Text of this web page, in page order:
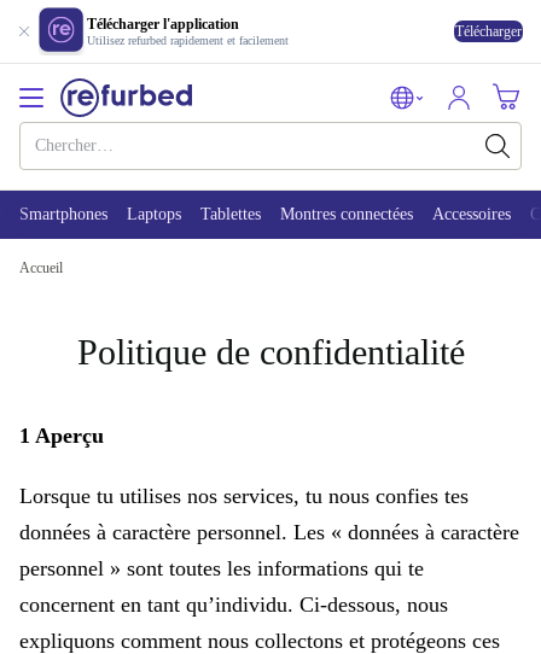
Télécharger l'application
Utilisez refurbed rapidement et facilement Télécharger
Smartphones Laptops Tablettes Montres connectées Accessoires
Accueil
Politique de confidentialité
1 Aperçu
Lorsque tu utilises nos services, tu nous confies tes
données à caractère personnel. Les « données à caractère
personnel » sont toutes les informations qui te
concernent en tant qu’individu. Ci-dessous, nous
expliquons comment nous collectons et protégeons ces